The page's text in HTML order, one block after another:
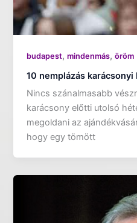
budapest,mindenmás,öröm
10 nemplázás karácsonyi
Nincs szánalmasabb
karácsony előtti utolsó
megoldani az
hogy egy tömött